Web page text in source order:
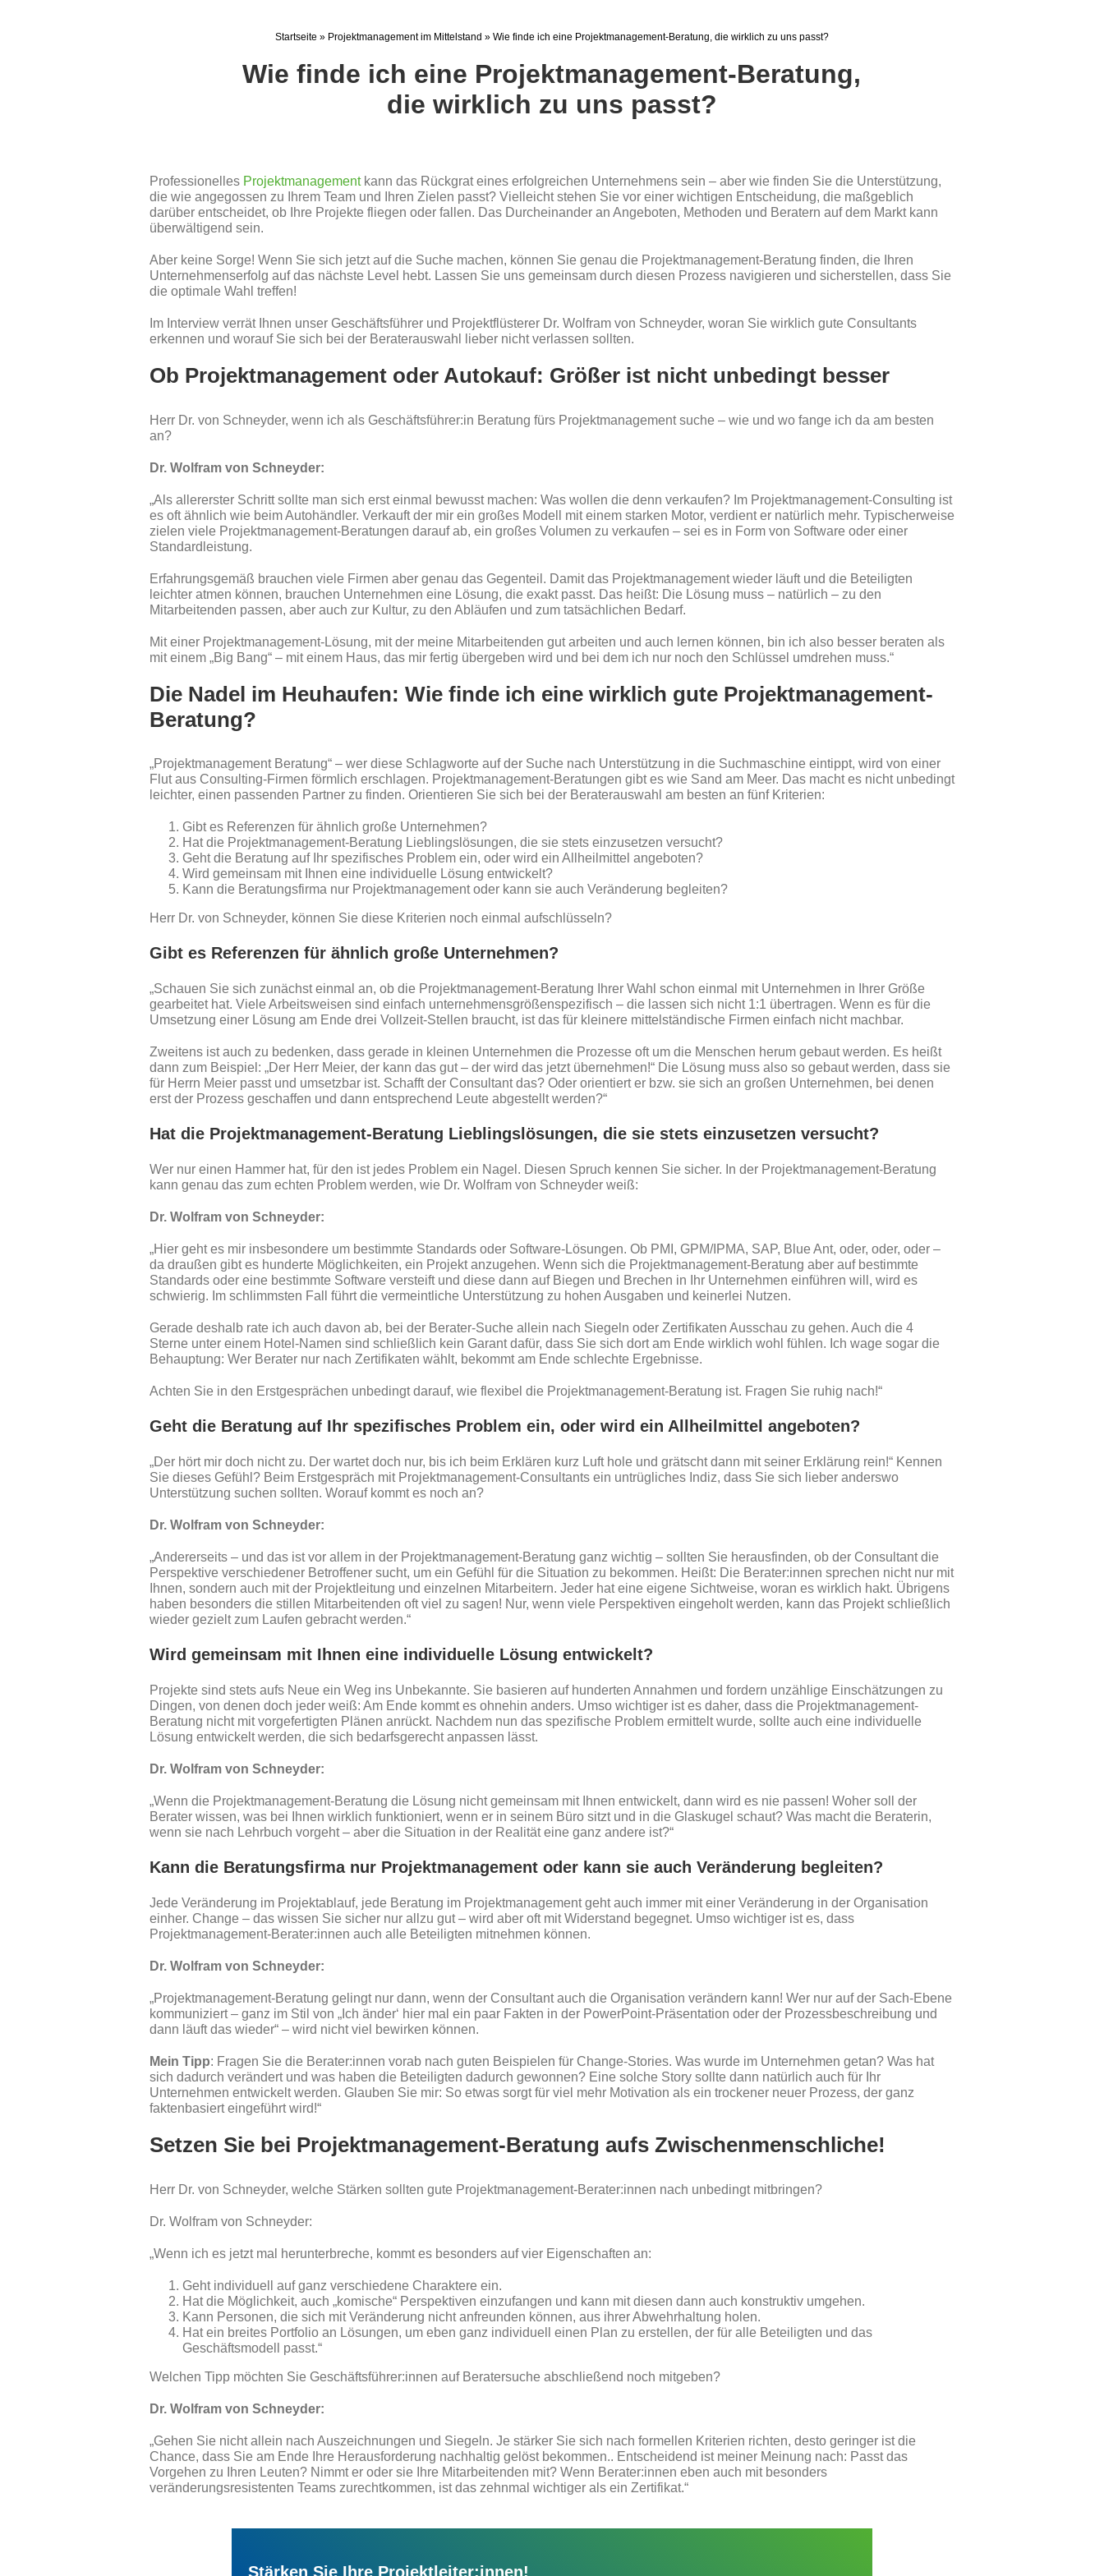
Startseite » Projektmanagement im Mittelstand » Wie finde ich eine Projektmanagement-Beratung, die wirklich zu uns passt?
Wie finde ich eine Projektmanagement-Beratung,
die wirklich zu uns passt?
Professionelles Projektmanagementkann das Rückgrat eines erfolgreichen Unternehmens sein – aber wie finden Sie die Unterstützung,
die wie angegossen zu Ihrem Team und Ihren Zielen passt? Vielleicht stehen Sie vor einer wichtigen Entscheidung, die maßgeblich
darüber entscheidet, ob Ihre Projekte fliegen oder fallen. Das Durcheinander an Angeboten, Methoden und Beratern auf dem Markt kann
überwältigend sein.
Aber keine Sorge! Wenn Sie sich jetzt auf die Suche machen, können Sie genau die Projektmanagement-Beratung finden, die Ihren
Unternehmenserfolg auf das nächste Level hebt. Lassen Sie uns gemeinsam durch diesen Prozess navigieren und sicherstellen, dass Sie
die optimale Wahl treffen!
Im Interview verrät Ihnen unser Geschäftsführer und Projektflüsterer Dr. Wolfram von Schneyder, woran Sie wirklich gute Consultants
erkennen und worauf Sie sich bei der Beraterauswahl lieber nicht verlassen sollten.
Ob Projektmanagement oder Autokauf: Größer ist nicht unbedingt besser
Herr Dr. von Schneyder, wenn ich als Geschäftsführer:in Beratung fürs Projektmanagement suche – wie und wo fange ich da am besten
an?
Dr. Wolfram von Schneyder:
„Als allererster Schritt sollte man sich erst einmal bewusst machen: Was wollen die denn verkaufen? Im Projektmanagement-Consulting ist
es oft ähnlich wie beim Autohändler. Verkauft der mir ein großes Modell mit einem starken Motor, verdient er natürlich mehr. Typischerweise
zielen viele Projektmanagement-Beratungen darauf ab, ein großes Volumen zu verkaufen – sei es in Form von Software oder einer
Standardleistung.
Erfahrungsgemäß brauchen viele Firmen aber genau das Gegenteil. Damit das Projektmanagement wieder läuft und die Beteiligten
leichter atmen können, brauchen Unternehmen eine Lösung, die exakt passt. Das heißt: Die Lösung muss – natürlich – zu den
Mitarbeitenden passen, aber auch zur Kultur, zu den Abläufen und zum tatsächlichen Bedarf.
Mit einer Projektmanagement-Lösung, mit der meine Mitarbeitenden gut arbeiten und auch lernen können, bin ich also besser beraten als
mit einem „Big Bang“ – mit einem Haus, das mir fertig übergeben wird und bei dem ich nur noch den Schlüssel umdrehen muss.“
Die Nadel im Heuhaufen: Wie finde ich eine wirklich gute Projektmanagement-
Beratung?
„Projektmanagement Beratung“ – wer diese Schlagworte auf der Suche nach Unterstützung in die Suchmaschine eintippt, wird von einer
Flut aus Consulting-Firmen förmlich erschlagen. Projektmanagement-Beratungen gibt es wie Sand am Meer. Das macht es nicht unbedingt
leichter, einen passenden Partner zu finden. Orientieren Sie sich bei der Beraterauswahl am besten an fünf Kriterien:
Gibt es Referenzen für ähnlich große Unternehmen?
Hat die Projektmanagement-Beratung Lieblingslösungen, die sie stets einzusetzen versucht?
Geht die Beratung auf Ihr spezifisches Problem ein, oder wird ein Allheilmittel angeboten?
Wird gemeinsam mit Ihnen eine individuelle Lösung entwickelt?
Kann die Beratungsfirma nur Projektmanagement oder kann sie auch Veränderung begleiten?
Herr Dr. von Schneyder, können Sie diese Kriterien noch einmal aufschlüsseln?
Gibt es Referenzen für ähnlich große Unternehmen?
„Schauen Sie sich zunächst einmal an, ob die Projektmanagement-Beratung Ihrer Wahl schon einmal mit Unternehmen in Ihrer Größe
gearbeitet hat. Viele Arbeitsweisen sind einfach unternehmensgrößenspezifisch – die lassen sich nicht 1:1 übertragen. Wenn es für die
Umsetzung einer Lösung am Ende drei Vollzeit-Stellen braucht, ist das für kleinere mittelständische Firmen einfach nicht machbar.
Zweitens ist auch zu bedenken, dass gerade in kleinen Unternehmen die Prozesse oft um die Menschen herum gebaut werden. Es heißt
dann zum Beispiel: „Der Herr Meier, der kann das gut – der wird das jetzt übernehmen!“ Die Lösung muss also so gebaut werden, dass sie
für Herrn Meier passt und umsetzbar ist. Schafft der Consultant das? Oder orientiert er bzw. sie sich an großen Unternehmen, bei denen
erst der Prozess geschaffen und dann entsprechend Leute abgestellt werden?“
Hat die Projektmanagement-Beratung Lieblingslösungen, die sie stets einzusetzen versucht?
Wer nur einen Hammer hat, für den ist jedes Problem ein Nagel. Diesen Spruch kennen Sie sicher. In der Projektmanagement-Beratung
kann genau das zum echten Problem werden, wie Dr. Wolfram von Schneyder weiß:
Dr. Wolfram von Schneyder:
„Hier geht es mir insbesondere um bestimmte Standards oder Software-Lösungen. Ob PMI, GPM/IPMA, SAP, Blue Ant, oder, oder, oder –
da draußen gibt es hunderte Möglichkeiten, ein Projekt anzugehen. Wenn sich die Projektmanagement-Beratung aber auf bestimmte
Standards oder eine bestimmte Software versteift und diese dann auf Biegen und Brechen in Ihr Unternehmen einführen will, wird es
schwierig. Im schlimmsten Fall führt die vermeintliche Unterstützung zu hohen Ausgaben und keinerlei Nutzen.
Gerade deshalb rate ich auch davon ab, bei der Berater-Suche allein nach Siegeln oder Zertifikaten Ausschau zu gehen. Auch die 4
Sterne unter einem Hotel-Namen sind schließlich kein Garant dafür, dass Sie sich dort am Ende wirklich wohl fühlen. Ich wage sogar die
Behauptung: Wer Berater nur nach Zertifikaten wählt, bekommt am Ende schlechte Ergebnisse.
Achten Sie in den Erstgesprächen unbedingt darauf, wie flexibel die Projektmanagement-Beratung ist. Fragen Sie ruhig nach!“
Geht die Beratung auf Ihr spezifisches Problem ein, oder wird ein Allheilmittel angeboten?
„Der hört mir doch nicht zu. Der wartet doch nur, bis ich beim Erklären kurz Luft hole und grätscht dann mit seiner Erklärung rein!“ Kennen
Sie dieses Gefühl? Beim Erstgespräch mit Projektmanagement-Consultants ein untrügliches Indiz, dass Sie sich lieber anderswo
Unterstützung suchen sollten. Worauf kommt es noch an?
Dr. Wolfram von Schneyder:
„Andererseits – und das ist vor allem in der Projektmanagement-Beratung ganz wichtig – sollten Sie herausfinden, ob der Consultant die
Perspektive verschiedener Betroffener sucht, um ein Gefühl für die Situation zu bekommen. Heißt: Die Berater:innen sprechen nicht nur mit
Ihnen, sondern auch mit der Projektleitung und einzelnen Mitarbeitern. Jeder hat eine eigene Sichtweise, woran es wirklich hakt. Übrigens
haben besonders die stillen Mitarbeitenden oft viel zu sagen! Nur, wenn viele Perspektiven eingeholt werden, kann das Projekt schließlich
wieder gezielt zum Laufen gebracht werden.“
Wird gemeinsam mit Ihnen eine individuelle Lösung entwickelt?
Projekte sind stets aufs Neue ein Weg ins Unbekannte. Sie basieren auf hunderten Annahmen und fordern unzählige Einschätzungen zu
Dingen, von denen doch jeder weiß: Am Ende kommt es ohnehin anders. Umso wichtiger ist es daher, dass die Projektmanagement-
Beratung nicht mit vorgefertigten Plänen anrückt. Nachdem nun das spezifische Problem ermittelt wurde, sollte auch eine individuelle
Lösung entwickelt werden, die sich bedarfsgerecht anpassen lässt.
Dr. Wolfram von Schneyder:
„Wenn die Projektmanagement-Beratung die Lösung nicht gemeinsam mit Ihnen entwickelt, dann wird es nie passen! Woher soll der
Berater wissen, was bei Ihnen wirklich funktioniert, wenn er in seinem Büro sitzt und in die Glaskugel schaut? Was macht die Beraterin,
wenn sie nach Lehrbuch vorgeht – aber die Situation in der Realität eine ganz andere ist?“
Kann die Beratungsfirma nur Projektmanagement oder kann sie auch Veränderung begleiten?
Jede Veränderung im Projektablauf, jede Beratung im Projektmanagement geht auch immer mit einer Veränderung in der Organisation
einher. Change – das wissen Sie sicher nur allzu gut – wird aber oft mit Widerstand begegnet. Umso wichtiger ist es, dass
Projektmanagement-Berater:innen auch alle Beteiligten mitnehmen können.
Dr. Wolfram von Schneyder:
„Projektmanagement-Beratung gelingt nur dann, wenn der Consultant auch die Organisation verändern kann! Wer nur auf der Sach-Ebene
kommuniziert – ganz im Stil von „Ich änder‘ hier mal ein paar Fakten in der PowerPoint-Präsentation oder der Prozessbeschreibung und
dann läuft das wieder“ – wird nicht viel bewirken können.
Mein Tipp: Fragen Sie die Berater:innen vorab nach guten Beispielen für Change-Stories. Was wurde im Unternehmen getan? Was hat
sich dadurch verändert und was haben die Beteiligten dadurch gewonnen? Eine solche Story sollte dann natürlich auch für Ihr
Unternehmen entwickelt werden. Glauben Sie mir: So etwas sorgt für viel mehr Motivation als ein trockener neuer Prozess, der ganz
faktenbasiert eingeführt wird!“
Setzen Sie bei Projektmanagement-Beratung aufs Zwischenmenschliche!
Herr Dr. von Schneyder, welche Stärken sollten gute Projektmanagement-Berater:innen nach unbedingt mitbringen?
Dr. Wolfram von Schneyder:
„Wenn ich es jetzt mal herunterbreche, kommt es besonders auf vier Eigenschaften an:
Geht individuell auf ganz verschiedene Charaktere ein.
Hat die Möglichkeit, auch „komische“ Perspektiven einzufangen und kann mit diesen dann auch konstruktiv umgehen.
Kann Personen, die sich mit Veränderung nicht anfreunden können, aus ihrer Abwehrhaltung holen.
Hat ein breites Portfolio an Lösungen, um eben ganz individuell einen Plan zu erstellen, der für alle Beteiligten und das
Geschäftsmodell passt.“
Welchen Tipp möchten Sie Geschäftsführer:innen auf Beratersuche abschließend noch mitgeben?
Dr. Wolfram von Schneyder:
„Gehen Sie nicht allein nach Auszeichnungen und Siegeln. Je stärker Sie sich nach formellen Kriterien richten, desto geringer ist die
Chance, dass Sie am Ende Ihre Herausforderung nachhaltig gelöst bekommen.. Entscheidend ist meiner Meinung nach: Passt das
Vorgehen zu Ihren Leuten? Nimmt er oder sie Ihre Mitarbeitenden mit? Wenn Berater:innen eben auch mit besonders
veränderungsresistenten Teams zurechtkommen, ist das zehnmal wichtiger als ein Zertifikat.“
Stärken Sie Ihre Projektleiter:innen!